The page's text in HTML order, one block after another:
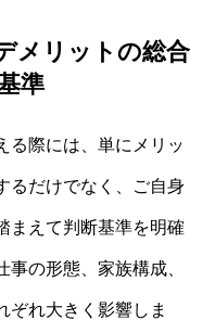
メリットの総合
準
る際には、単にメリッ
るだけでなく、ご自身
まえて判断基準を明確
の形態、家族構成、
ぞれ大きく影響しま